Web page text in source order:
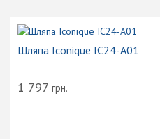
Шляпа Iconique IC24-A01
1 797 грн.